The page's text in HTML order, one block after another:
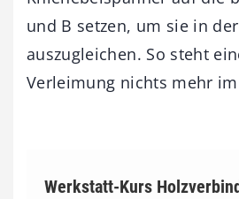
und B setzen, um sie in
auszugleichen. So steht
Verleimung nichts mehr im
Werkstatt-Kurs